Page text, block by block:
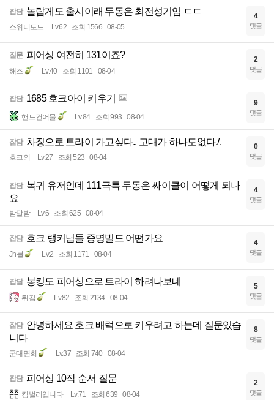
잡담 놀랍게도 출시이래 두동은 최전성기임 ㄷㄷ
스위니토드 Lv.62 조회 1566 08-05
4
댓글
질문 피어싱 여전히 131이죠?
해즈 Lv.40 조회 1101 08-04
2
댓글
잡담 1685 호크아이 키우기
핸드건어물 Lv.84 조회 993 08-04
9
댓글
잡담 차징으로 트라이 가고싶다.. 고대가 하나도없다./.
호크의 Lv.27 조회 523 08-04
0
댓글
잡담 복귀 유저인데 111극특 두동은 싸이클이 어떻게 되나
요
밤달밤 Lv.6 조회 625 08-04
4
댓글
잡담 호크 랭커님들 증명빌드 어떤가요
Jh블 Lv.2 조회 1171 08-04
4
댓글
잡담 봉킹도 피어싱으로 트라이 하려나보네
튀김 Lv.82 조회 2134 08-04
5
댓글
잡담 안녕하세요 호크 배럭으로 키우려고 하는데 질문있습
니다
군대면회 Lv.37 조회 740 08-04
8
댓글
잡담 피어싱 10작 순서 질문
킴벌리입니다 Lv.71 조회 639 08-04
2
댓글